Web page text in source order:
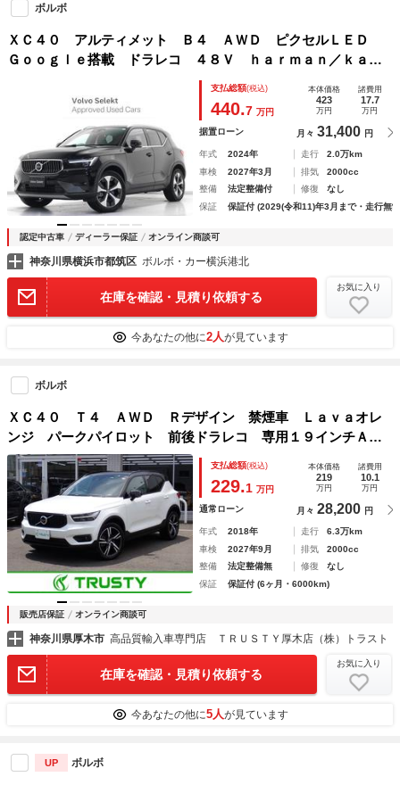
ボルボ
ＸＣ４０ アルティメット Ｂ４ ＡＷＤ ピクセルＬＥＤ
Ｇｏｏｇｌｅ搭載 ドラレコ ４８Ｖ ｈａｒｍａｎ／ｋａｒ
ｄｏｎ 黒革 ステアリングホイールヒーター 前後シートヒ
ーター パワーテールゲート ３６０°カメラ クリスタルシフ
支払総額(税込)
440.7 万円
本体価格
423
万円
諸費用
17.7
万円
据置ローン 月々 31,400 円
年式 2024年 走行
2.0万km
車検
2027年3月 排気
2000cc
整備
法定整備付 修復
なし
保証
保証付 (2029(令和11)年3月まで・走行無
認定中古車 ディーラー保証 オンライン商談可
神奈川県横浜市都筑区 ボルボ・カー横浜港北
在庫を確認・見積り依頼する
お気に入り
今あなたの他に2人が見ています
ボルボ
ＸＣ４０ Ｔ４ ＡＷＤ Ｒデザイン 禁煙車 Ｌａｖａオレ
ンジ パークパイロット 前後ドラレコ 専用１９インチＡＷ
（２４ｙミシュラン装着）ラウンドビューカメラ フルセグＴ
Ｖ マルチステア パドルシフト ＥＴＣ２．０ スマートキ
ー
支払総額(税込)
229.1 万円
本体価格
219
万円
諸費用
10.1
万円
通常ローン 月々 28,200 円
年式 2018年 走行
6.3万km
車検
2027年9月 排気
2000cc
整備
法定整備無 修復
なし
保証
保証付 (6ヶ月・6000km)
販売店保証 オンライン商談可
神奈川県厚木市 高品質輸入車専門店 ＴＲＵＳＴＹ厚木店（株）トラスト
在庫を確認・見積り依頼する
お気に入り
今あなたの他に5人が見ています
UP ボルボ